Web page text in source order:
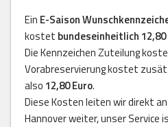
Ein E-Saison
kostet bundeseinheitlich 12,80
Die Kennzeichen Zuteilung
Vorabreservierung kostet
also 12,80 Euro.
Diese Kosten leiten wir direkt
Hannover weiter, unser Service